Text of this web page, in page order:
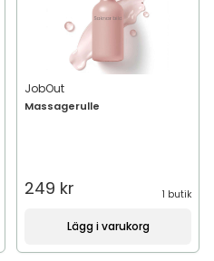
JobOut
Massagerulle
249 kr 1 butik
Lägg i varukorg